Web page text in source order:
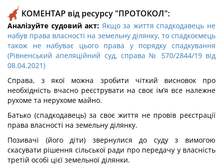
КОМЕНТАР від ресурсу "ПРОТОКОЛ":
Аналізуйте судовий акт: Якщо за життя спадкодавець не
набув права власності на земельну ділянку, то спадкоємець
також не набуває цього права у порядку спадкування
(Рівненський апеляційний суд, справа № 570/2844/19 від
08.04.2021)
Справа, з якої можна зробити чіткий висновок про
необхідність вчасно реєструвати на своє ім’я все належне
рухоме та нерухоме майно.
Батько (спадкодавець) за своє життя не провів реєстрації
права власності на земельну ділянку.
Позивачі (його діти) звернулися до суду з вимогою
скасувати рішення сільської ради про передачу у власність
третій особі цієї земельної ділянки.